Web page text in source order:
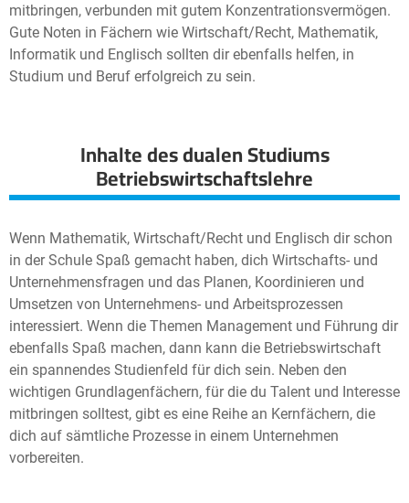
mitbringen, verbunden mit gutem Konzentrationsvermögen.
Gute Noten in Fächern wie Wirtschaft/Recht, Mathematik,
Informatik und Englisch sollten dir ebenfalls helfen, in
Studium und Beruf erfolgreich zu sein.
Inhalte des dualen Studiums
Betriebswirtschaftslehre
Wenn Mathematik, Wirtschaft/Recht und Englisch dir schon
in der Schule Spaß gemacht haben, dich Wirtschafts- und
Unternehmensfragen und das Planen, Koordinieren und
Umsetzen von Unternehmens- und Arbeitsprozessen
interessiert. Wenn die Themen Management und Führung dir
ebenfalls Spaß machen, dann kann die Betriebswirtschaft
ein spannendes Studienfeld für dich sein. Neben den
wichtigen Grundlagenfächern, für die du Talent und Interesse
mitbringen solltest, gibt es eine Reihe an Kernfächern, die
dich auf sämtliche Prozesse in einem Unternehmen
vorbereiten.